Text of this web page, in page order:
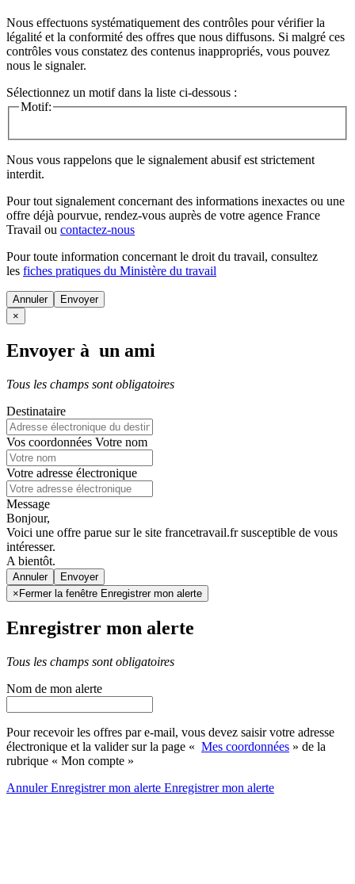
Nous effectuons systématiquement des contrôles pour vérifier la
légalité et la conformité des offres que nous diffusons. Si malgré ces
contrôles vous constatez des contenus inappropriés, vous pouvez
nous le signaler.
Sélectionnez un motif dans la liste ci-dessous :
Motif:
Nous vous rappelons que le signalement abusif est strictement
interdit.
Pour tout signalement concernant des informations inexactes ou une
offre déjà pourvue, rendez-vous auprès de votre agence France
Travail ou contactez-nous
Pour toute information concernant le droit du travail, consultez
les fiches pratiques du Ministère du travail
Annuler
×
Envoyer à un ami
Tous les champs sont obligatoires
Destinataire
Vos coordonnées Votre nom
Votre adresse électronique
Message
Bonjour,
Voici une offre parue sur le site francetravail.fr susceptible de vous
intéresser.
A bientôt.
Annuler
× Fermer la fenêtre Enregistrer mon alerte
Enregistrer mon alerte
Tous les champs sont obligatoires
Nom de mon alerte
Pour recevoir les offres par e-mail, vous devez saisir votre adresse
électronique et la valider sur la page « Mes coordonnées » de la
rubrique « Mon compte »
AnnulerEnregistrer mon alerte Enregistrermon alerte